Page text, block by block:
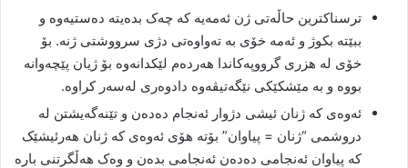
ترسناکترین حاڵەتی ژن ئەمەیە کە چەک بدەیتە دەستیەوە و
ببێتە بکوژ و ئەمە خۆی بە تەواوەتی دژی سرووشتی ژنە. بۆ
خۆی لە هزری گرووپەکاندا هەردەم لێکدانەوە بۆ ژیان پێچەوانە
بووە و بە مێشکێکی نێگەتیڤەوە دادوەری لەسەر کراوە.
ئەوەی کە ژنان ئیشی دژوار ئەنجام دەدەن و تێنەگەیشتن لە
دروشمی “ژنان = پیاوان” بۆتە هۆی ئەوەی کە ژنان هەرئیشێک
کە پیاوان ئەنجامی دەدەن ئەنجامی بدەن و وەک هەڵگرتنی بارە